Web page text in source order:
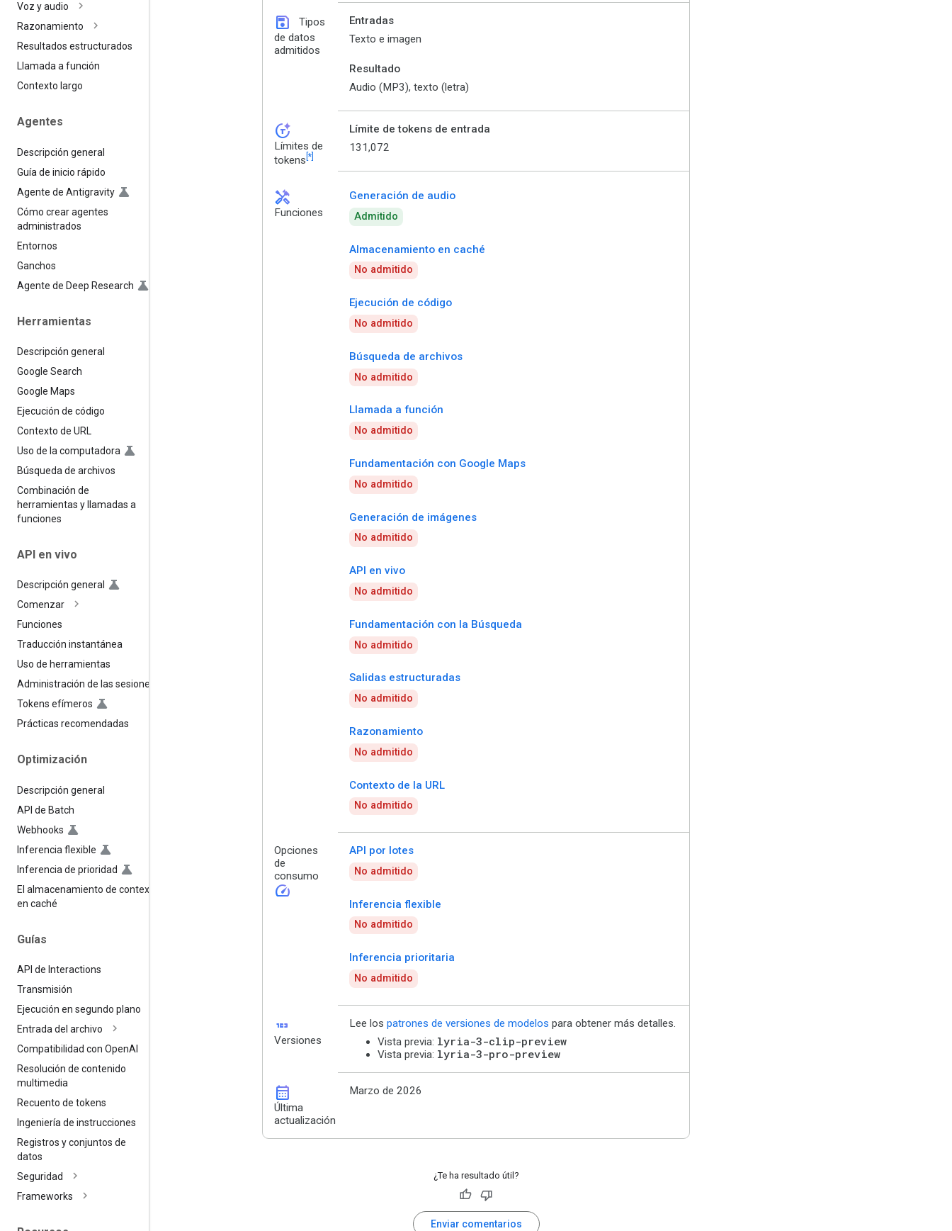
Voz y audio
Razonamiento
Resultados estructurados
Llamada a función
Contexto largo
Agentes
Descripción general
Guía de inicio rápido
Agente de Antigravity
Cómo crear agentes
administrados
Entornos
Ganchos
Agente de Deep Research
Herramientas
Descripción general
Google Search
Google Maps
Ejecución de código
Contexto de URL
Uso de la computadora
Búsqueda de archivos
Combinación de
herramientas y llamadas a
funciones
API en vivo
Descripción general
Comenzar
Funciones
Traducción instantánea
Uso de herramientas
Administración de las sesiones
Tokens efímeros
Prácticas recomendadas
Optimización
Descripción general
API de Batch
Webhooks
Inferencia flexible
Inferencia de prioridad
El almacenamiento de contexto
en caché
Guías
API de Interactions
Transmisión
Ejecución en segundo plano
Entrada del archivo
Compatibilidad con OpenAI
Resolución de contenido
multimedia
Recuento de tokens
Ingeniería de instrucciones
Registros y conjuntos de
datos
Seguridad
Frameworks
save
Tipos
de datos
admitidos
Entradas
Texto e imagen
Resultado
Audio (MP3), texto (letra)
token_auto
Límites de
tokens [*]
Límite de tokens de entrada
131,072
handyman
Funciones
Generación de audio
Admitido
Almacenamiento en caché
No admitido
Ejecución de código
No admitido
Búsqueda de archivos
No admitido
Llamada a función
No admitido
Fundamentación con Google Maps
No admitido
Generación de imágenes
No admitido
API en vivo
No admitido
Fundamentación con la Búsqueda
No admitido
Salidas estructuradas
No admitido
Razonamiento
No admitido
Contexto de la URL
No admitido
Opciones
de
consumo
speed
API por lotes
No admitido
Inferencia flexible
No admitido
Inferencia prioritaria
No admitido
123
Versiones
Lee los patrones de versiones de modelos para obtener más detalles.
Vista previa: lyria-3-clip-preview
Vista previa: lyria-3-pro-preview
calendar_month
Última
actualización
Marzo de 2026
¿Te ha resultado útil?
Enviar comentarios